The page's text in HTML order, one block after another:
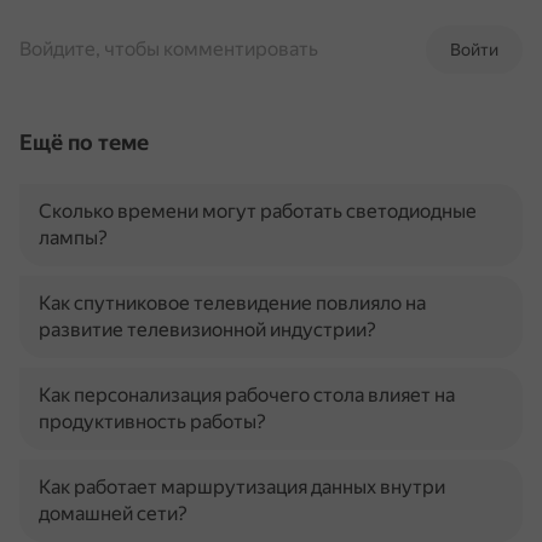
Войти
Войдите, чтобы комментировать
Ещё по теме
Сколько времени могут работать светодиодные
лампы?
Как спутниковое телевидение повлияло на
развитие телевизионной индустрии?
Как персонализация рабочего стола влияет на
продуктивность работы?
Как работает маршрутизация данных внутри
домашней сети?